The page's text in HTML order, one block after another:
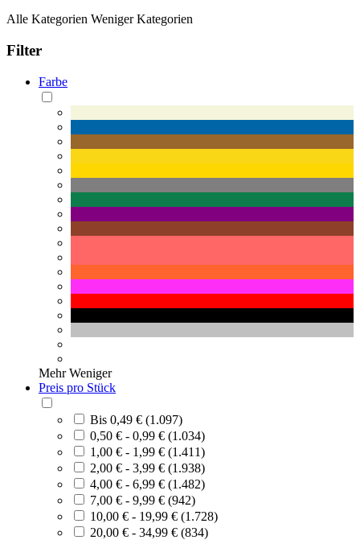
Alle Kategorien Weniger Kategorien
Filter
Farbe
Mehr Weniger
Preis pro Stück
Bis 0,49 € (1.097)
0,50 € - 0,99 € (1.034)
1,00 € - 1,99 € (1.411)
2,00 € - 3,99 € (1.938)
4,00 € - 6,99 € (1.482)
7,00 € - 9,99 € (942)
10,00 € - 19,99 € (1.728)
20,00 € - 34,99 € (834)